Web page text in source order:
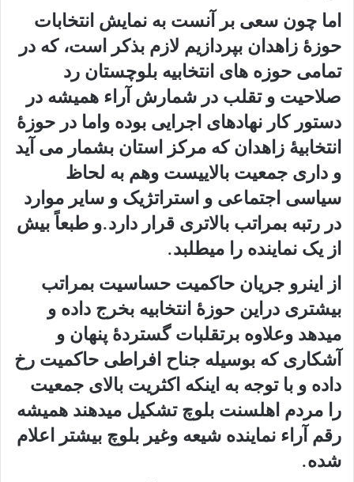
اما چون سعی بر آنست به نمایش انتخابات
حوزهٔ زاهدان بپردازیم لازم بذکر است، که در
تمامی حوزه های انتخابیه بلوچستان رد
صلاحیت و تقلب در شمارش آراء همیشه در
دستور کار نهادهای اجرایی بوده واما در حوزهٔ
انتخابیهٔ زاهدان که مرکز استان بشمار می آید
و داری جمعیت بالاییست وهم به لحاظ
سیاسی اجتماعی و استراتژیک و سایر موارد
در رتبه بمراتب بالاتری قرار دارد.و طبعاً بیش
از یک نماینده را میطلبد.
از اینرو جریان حاکمیت حساسیت بمراتب
بیشتری دراین حوزهٔ انتخابیه بخرج داده و
میدهد وعلاوه برتقلبات گستردهٔ پنهان و
آشکاری که بوسیله جناح افراطی حاکمیت رخ
داده و با توجه به اینکه اکثریت بالای جمعیت
را مردم اهلسنت بلوچ تشکیل میدهند همیشه
رقم آراء نماینده شیعه وغیر بلوچ بیشتر اعلام
شده.